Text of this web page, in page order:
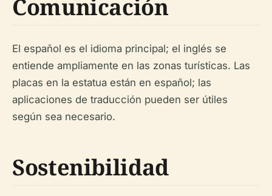
Comunicación
El español es el idioma principal; el inglés se
entiende ampliamente en las zonas turísticas. Las
placas en la estatua están en español; las
aplicaciones de traducción pueden ser útiles
según sea necesario.
Sostenibilidad